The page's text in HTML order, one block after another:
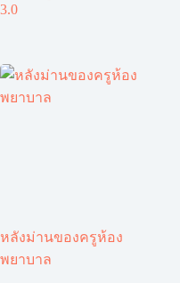
3.0
หลังม่านของครูห้อง
พยาบาล